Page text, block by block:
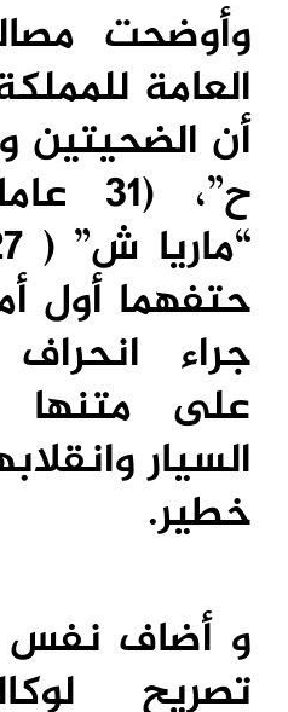
وأوضحت
العامة
أن الضحيتين
ح”،
حتفهما أول
جراء
على متنها
السيار
خطير.
و أضاف نفس
تصريح